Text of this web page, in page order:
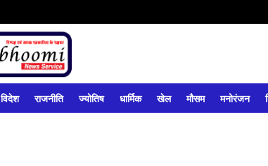
विदेश राजनीति ज्योतिष धार्मिक खेल मौसम मनोरंजन